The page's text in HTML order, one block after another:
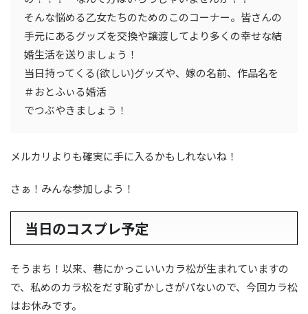
そんな悩める乙女たちのためのこのコーナー。皆さんの
手元にあるグッズを交換や譲渡してより多くの幸せな結
婚生活を送りましょう！
当日持ってくる(欲しい)グッズや、嫁の名前、作品名を
＃おとふぃる婚活
でつぶやきましょう！
メルカリよりも確実に手に入るかもしれないね！
さぁ！みんな参加しよう！
当日のコスプレ予定
そうまち！以来、巷にかっこいいカラ松が生まれていますの
で、私めのカラ松をだす恥ずかしさがパないので、今回カラ松
はお休みです。